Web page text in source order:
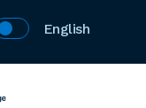
English